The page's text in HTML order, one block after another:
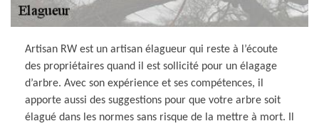
Artisan RW est un artisan élagueur qui reste à l’écoute
des propriétaires quand il est sollicité pour un élagage
d’arbre. Avec son expérience et ses compétences, il
apporte aussi des suggestions pour que votre arbre soit
élagué dans les normes sans risque de la mettre à mort. Il